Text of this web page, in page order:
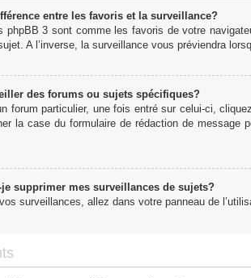
entre les favoris et la surveillance?
phpBB 3 sont comme les favoris de votre
A l’inverse, la surveillance vous préviendra
des forums ou sujets spécifiques?
forum particulier, une fois entré sur celui-ci,
la case du formulaire de rédaction de message
supprimer mes surveillances de sujets?
surveillances, allez dans votre panneau de